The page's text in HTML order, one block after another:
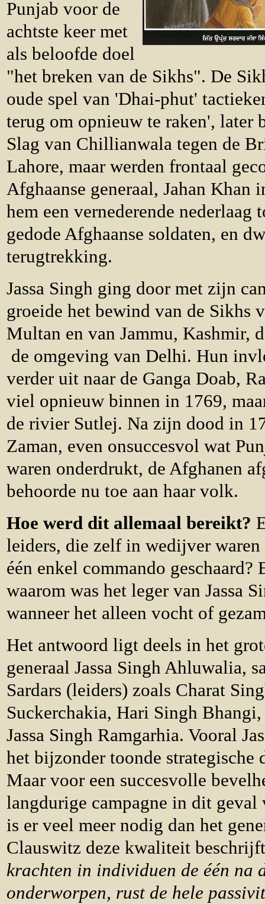
Punjab voor de
achtste keer met
als beloofde doel
"het breken van de Sikhs". De
oude spel van 'Dhai-phut'
terug om opnieuw te raken', later
Slag van Chillianwala tegen de
Lahore, maar werden frontaal
Afghaanse generaal, Jahan Khan
hem een vernederende
gedode Afghaanse soldaten, en
terugtrekking.
Jassa Singh ging door met zijn
groeide het bewind van de Sikhs
Multan en van Jammu, Kashmir,
de omgeving van Delhi. Hun
verder uit naar de Ganga Doab,
viel opnieuw binnen in 1769,
de rivier Sutlej. Na zijn dood in
Zaman, even onsuccesvol wat
waren onderdrukt, de Afghanen
behoorde nu toe aan haar volk.
Hoe werd dit allemaal bereikt?
leiders, die zelf in wedijver
één enkel commando
waarom was het leger van Jassa
wanneer het alleen vocht of
Het antwoord ligt deels in het
generaal Jassa Singh Ahluwalia,
Sardars (leiders) zoals Charat
Suckerchakia, Hari Singh
Jassa Singh Ramgarhia. Vooral
het bijzonder toonde strategische
Maar voor een succesvolle
langdurige campagne in dit geval
is er veel meer nodig dan het
Clauswitz deze kwaliteit
krachten in individuen de één na
onderworpen, rust de hele